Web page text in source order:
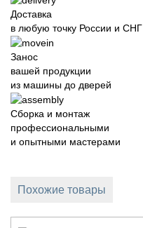
Доставка
в любую точку России и СНГ
Занос
вашей продукции
из машины до дверей
Сборка и монтаж
профессиональными
и опытными мастерами
Похожие товары